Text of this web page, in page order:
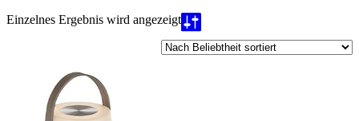
Einzelnes Ergebnis wird angezeigt